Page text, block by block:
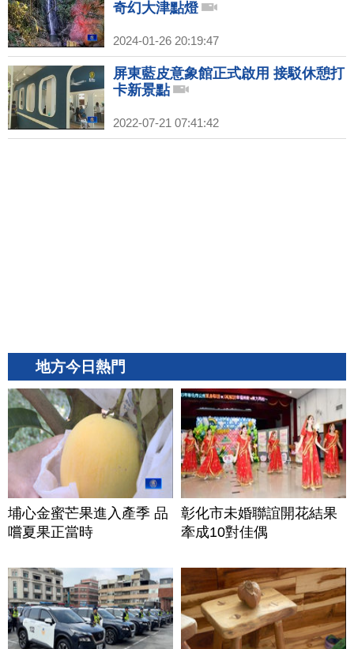
奇幻大津點燈
2024-01-26 20:19:47
屏東藍皮意象館正式啟用 接駁休憩打
卡新景點
2022-07-21 07:41:42
地方今日熱門
埔心金蜜芒果進入產季 品
嚐夏果正當時
彰化市未婚聯誼開花結果
牽成10對佳偶